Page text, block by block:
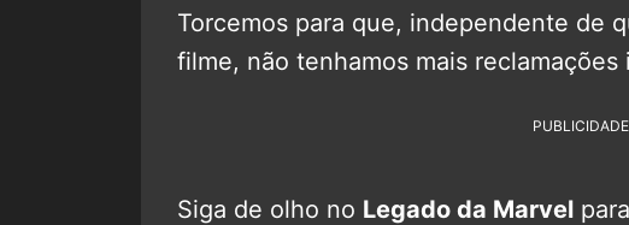
Torcemos para que, independente de
filme, não tenhamos mais reclamações
PUBLICIDADE
Siga de olho no Legado da Marvel